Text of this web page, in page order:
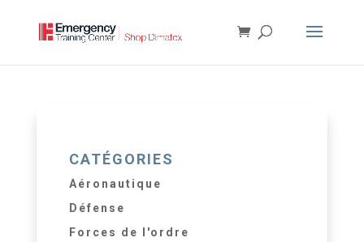
CATÉGORIES
Aéronautique
Défense
Forces de l'ordre